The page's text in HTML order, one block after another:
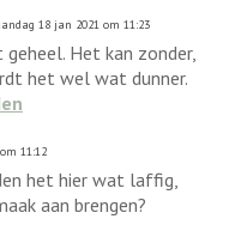
18 jan 2021 om 11:23
Het kan zonder,
het wel wat dunner.
11:12
het hier wat laffig,
aan brengen?